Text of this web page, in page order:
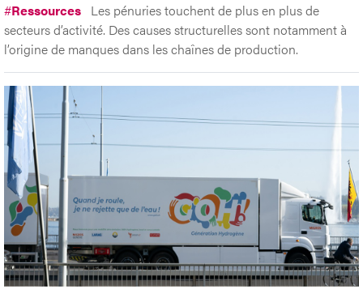
#Ressources Les pénuries touchent de plus en plus de
secteurs d’activité. Des causes structurelles sont notamment à
l’origine de manques dans les chaînes de production.